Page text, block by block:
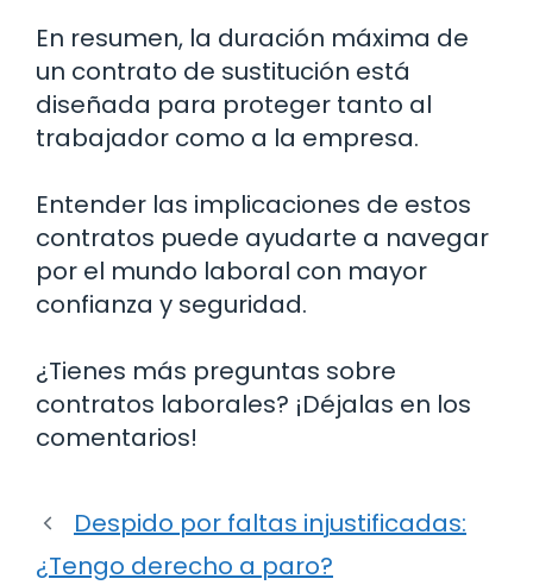
En resumen, la duración máxima de
un contrato de sustitución está
diseñada para proteger tanto al
trabajador como a la empresa.
Entender las implicaciones de estos
contratos puede ayudarte a navegar
por el mundo laboral con mayor
confianza y seguridad.
¿Tienes más preguntas sobre
contratos laborales? ¡Déjalas en los
comentarios!
Despido por faltas injustificadas:
¿Tengo derecho a paro?